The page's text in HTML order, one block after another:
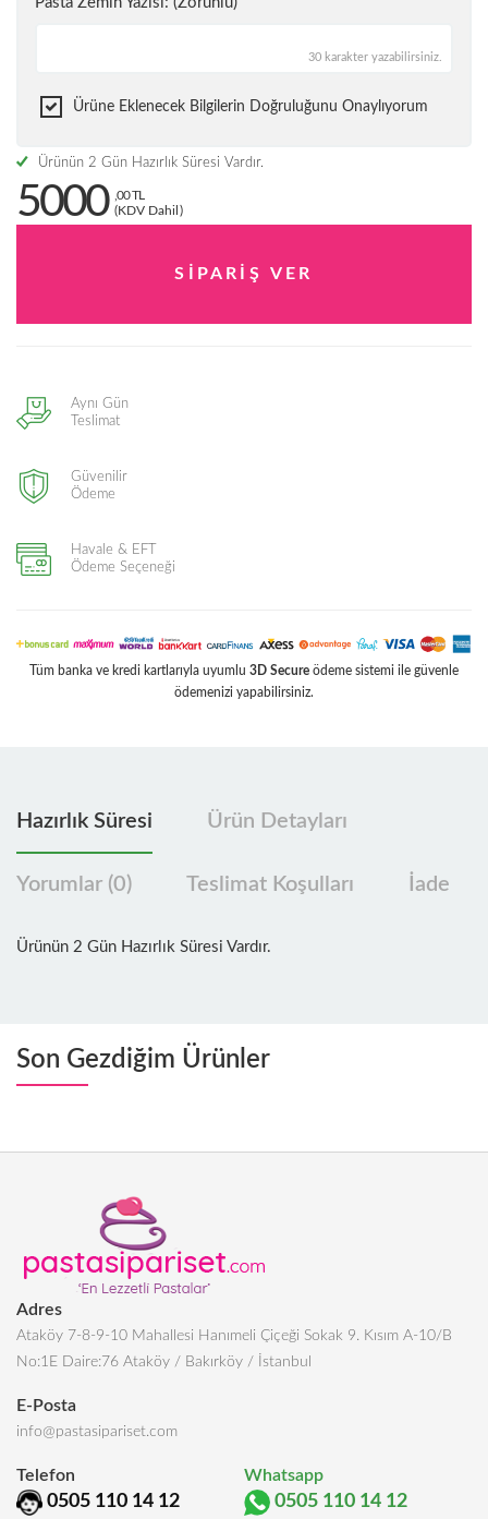
30 karakter yazabilirsiniz.
Ürüne Eklenecek Bilgilerin Doğruluğunu Onaylıyorum
Ürünün 2 Gün Hazırlık Süresi Vardır.
5000
,00 TL
(KDV Dahil)
Aynı Gün
Teslimat
Güvenilir
Ödeme
Havale & EFT
Ödeme Seçeneği
Tüm banka ve kredi kartlarıyla uyumlu 3D Secure ödeme sistemi ile güvenle
ödemenizi yapabilirsiniz.
Hazırlık Süresi Ürün Detayları
Yorumlar (0) Teslimat Koşulları İade
Ürünün 2 Gün Hazırlık Süresi Vardır.
Son Gezdiğim Ürünler
Adres
Ataköy 7-8-9-10 Mahallesi Hanımeli Çiçeği Sokak 9. Kısım A-10/B
No:1E Daire:76 Ataköy / Bakırköy / İstanbul
E-Posta
info@pastasipariset.com
Telefon
0505 110 14 12
Whatsapp
0505 110 14 12